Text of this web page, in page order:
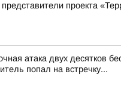
проекта
атака двух десятков
попал на встречку...